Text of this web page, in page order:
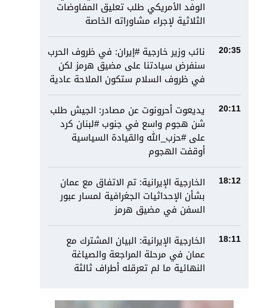
الوفد الأمريكي طلب تعليق المفاوضات
الثلاثية لإجراء مشاوراته الخاصة
20:35
نائب وزير خارجية #إيران: في ظروف الحرب
سنفرض سيادتنا على مضيق هرمز لكن
في ظروف السلام ستكون الملاحة عادية
20:11
يديعوت أحرونوت عن مصادر: الجيش طلب
شن هجوم واسع في جنوب #لبنان كرد
على #حزب_الله والقيادة السياسية
أوقفت الهجوم
18:12
الخارجية الإيرانية: تم الاتفاق مع عمان
بشأن الإحداثيات الجغرافية لمسار عبور
السفن في مضيق هرمز
18:11
الخارجية الإيرانية: البيان المشترك مع
عمان في مرحلة المراجعة والصياغة
النهائية ما لم تعرقله أطراف ثالثة